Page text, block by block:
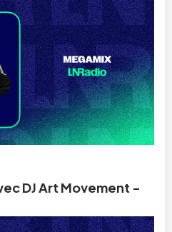
DJ Art Movement -